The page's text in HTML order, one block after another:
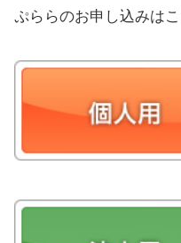
ぷららのお申し込みは